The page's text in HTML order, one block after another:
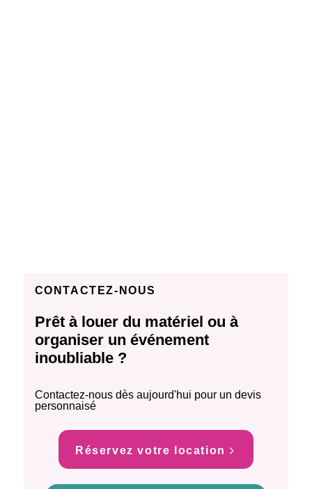
CONTACTEZ-NOUS
Prêt à louer du matériel ou à
organiser un événement
inoubliable ?
Contactez-nous dès aujourd'hui pour un devis
personnaisé
Réservez votre location